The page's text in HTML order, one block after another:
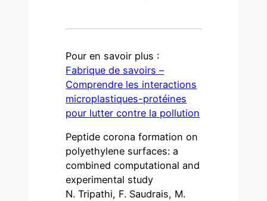
Pour en savoir plus :
Fabrique de savoirs –
Comprendre les interactions
microplastiques-protéines
pour lutter contre la pollution
​Peptide corona formation on
polyethylene surfaces: a
combined computational and
experimental study
N. Tripathi, F. Saudrais, M.